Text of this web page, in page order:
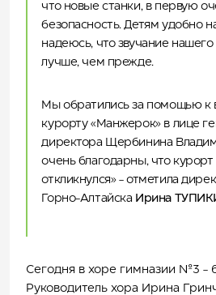
что новые станки, в первую
безопасность. Детям удобно
надеюсь, что звучание
лучше, чем прежде.
Мы обратились за помощью к
курорту «Манжерок» в лице
директора Щербинина
очень благодарны, что
откликнулся» - отметила
Горно-Алтайска Ирина
Сегодня в хоре гимназии №3 -
Руководитель хора Ирина